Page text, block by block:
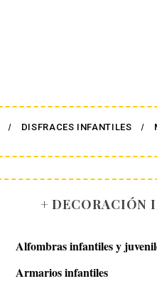
DISFRACES INFANTILES
+ DECORACIÓN
Alfombras infantiles y
Armarios infantiles